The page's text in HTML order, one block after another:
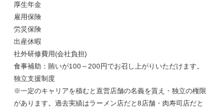
厚生年金
雇用保険
労災保険
出産休暇
社外研修費用(会社負担)
食事補助：賄いが100～200円でお召し上がりいただけます。
独立支援制度
※一定のキャリアを積むと直営店舗の名義を貰え・独立の権限
があります。過去実績はラーメン店だと8店舗・肉寿司店だと